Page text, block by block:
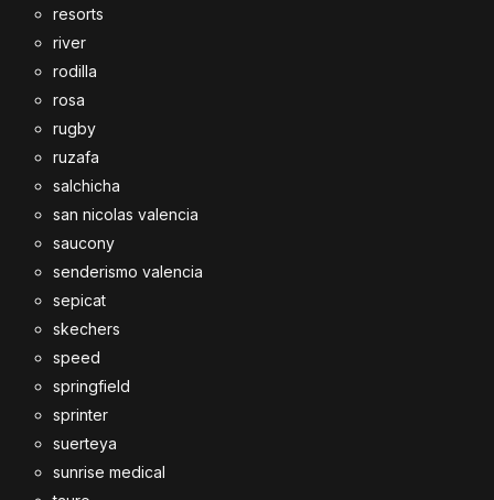
resorts
river
rodilla
rosa
rugby
ruzafa
salchicha
san nicolas valencia
saucony
senderismo valencia
sepicat
skechers
speed
springfield
sprinter
suerteya
sunrise medical